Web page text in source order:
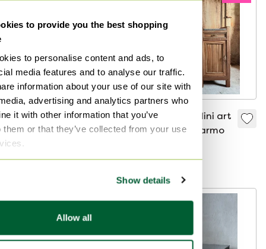
to provide you the best shopping
to personalise content and ads, to
media features and to analyse our traffic.
information about your use of our site with
advertising and analytics partners who
it with other information that you’ve
them or that they’ve collected from your use
Show details
Allow all
Nachttisch
Beistelltisch Wim
Rietveld Auping.
285 €
Coppia comodini art
deco legno marmo
Bieten ab 288 €
-34%